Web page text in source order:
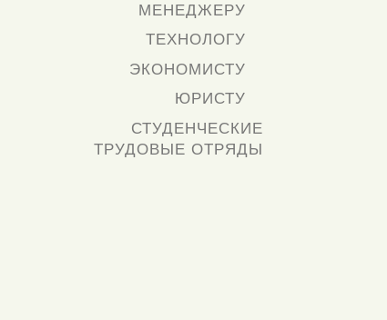
МЕНЕДЖЕРУ
ТЕХНОЛОГУ
ЭКОНОМИСТУ
ЮРИСТУ
СТУДЕНЧЕСКИЕ
ТРУДОВЫЕ ОТРЯДЫ